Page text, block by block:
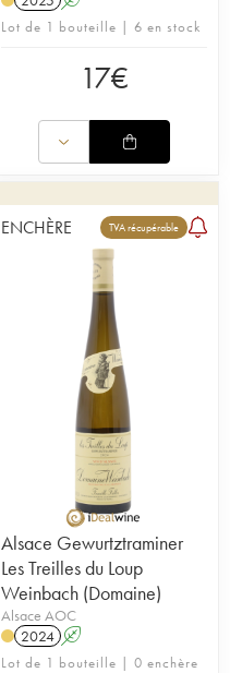
Lot de 1 bouteille | 6 en stock
17€
ENCHÈRE TVA récupérable
Alsace Gewurtztraminer
Les Treilles du Loup
Weinbach (Domaine)
Alsace AOC
2024 A
Lot de 1 bouteille | 0 enchère